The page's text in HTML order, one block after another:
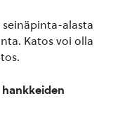
alasta
Katos voi olla